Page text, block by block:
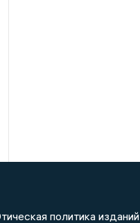
политика изданий